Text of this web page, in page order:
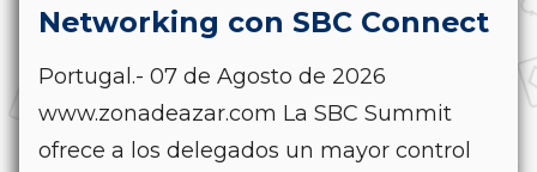
Networking con SBC Connect
Portugal.- 07 de Agosto de 2026
www.zonadeazar.com La SBC Summit
ofrece a los delegados un mayor control